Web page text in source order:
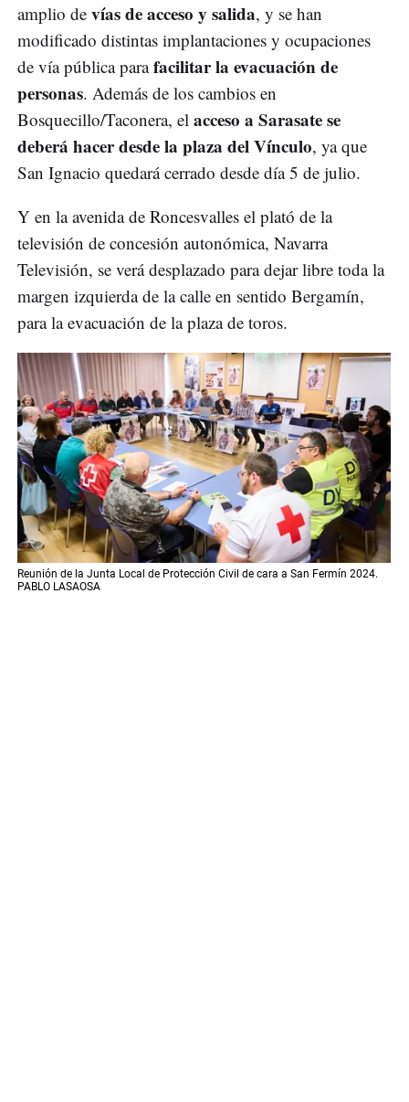
amplio de vías de acceso y salida, y se han
modificado distintas implantaciones y ocupaciones
de vía pública parafacilitar la evacuación de
personas. Además de los cambios en
Bosquecillo/Taconera, el acceso a Sarasate se
deberá hacer desde la plaza del Vínculo, ya que
San Ignacio quedará cerrado desde día 5 de julio.
Y en la avenida de Roncesvalles el plató de la
televisión de concesión autonómica, Navarra
Televisión, se verá desplazado para dejar libre toda la
margen izquierda de la calle en sentido Bergamín,
para la evacuación de la plaza de toros.
Reunión de la Junta Local de Protección Civil de cara a San Fermín 2024.
PABLO LASAOSA